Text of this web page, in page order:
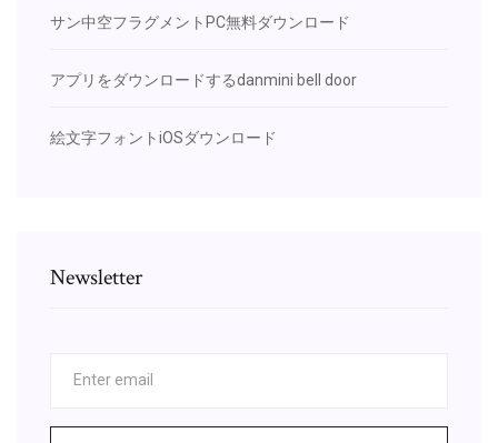
サン中空フラグメントPC無料ダウンロード
アプリをダウンロードするdanmini bell door
絵文字フォントiOSダウンロード
Newsletter